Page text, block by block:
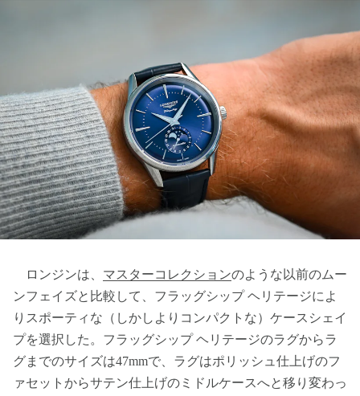
ロンジンは、 マスターコレクションのような以前のムー
ンフェイズと比較して、フラッグシップ ヘリテージによ
りスポーティな（しかしよりコンパクトな）ケースシェイ
プを選択した。フラッグシップ ヘリテージのラグからラ
グまでのサイズは47mmで、ラグはポリッシュ仕上げのフ
ァセットからサテン仕上げのミドルケースへと移り変わっ